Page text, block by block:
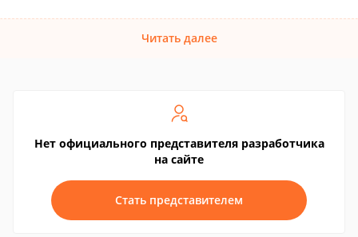
Читать далее
Нет официального представителя разработчика
на сайте
Стать представителем